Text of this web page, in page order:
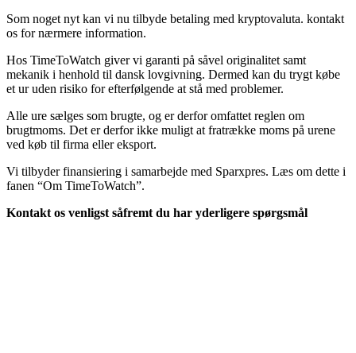
Som noget nyt kan vi nu tilbyde betaling med kryptovaluta. kontakt
os for nærmere information.
Hos TimeToWatch giver vi garanti på såvel originalitet samt
mekanik i henhold til dansk lovgivning. Dermed kan du trygt købe
et ur uden risiko for efterfølgende at stå med problemer.
Alle ure sælges som brugte, og er derfor omfattet reglen om
brugtmoms. Det er derfor ikke muligt at fratrække moms på urene
ved køb til firma eller eksport.
Vi tilbyder finansiering i samarbejde med Sparxpres. Læs om dette i
fanen “Om TimeToWatch”.
Kontakt os venligst såfremt du har yderligere spørgsmål